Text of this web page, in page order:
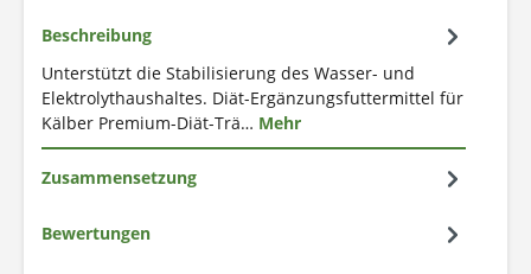
Beschreibung
Unterstützt die Stabilisierung des Wasser- und
Elektrolythaushaltes. Diät-Ergänzungsfuttermittel für
Kälber Premium-Diät-Trä… Mehr
Zusammensetzung
Bewertungen